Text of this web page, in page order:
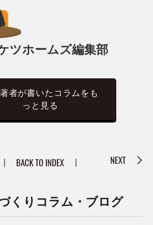
ツホームズ編集部
者が書いたコラムをも
っと見る
BACK TO INDEX NEXT
くりコラム・ブログ